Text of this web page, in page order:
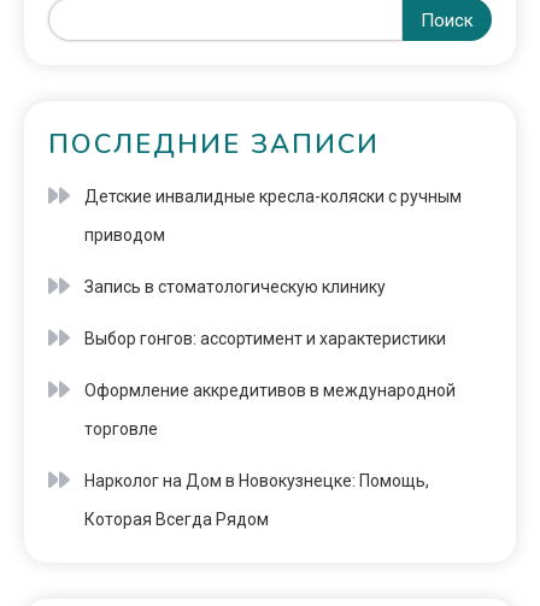
Поиск
ПОСЛЕДНИЕ ЗАПИСИ
Детские инвалидные кресла-коляски с ручным
приводом
Запись в стоматологическую клинику
Выбор гонгов: ассортимент и характеристики
Оформление аккредитивов в международной
торговле
Нарколог на Дом в Новокузнецке: Помощь,
Которая Всегда Рядом